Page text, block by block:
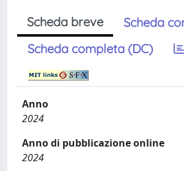
Scheda breve
Scheda
Scheda completa (DC)
Anno
2024
Anno di pubblicazione online
2024